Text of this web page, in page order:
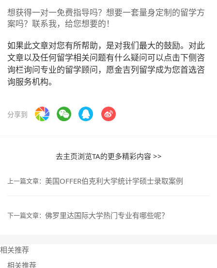
想获得一对一免费指导吗？想要一套量身定制的留学方
案吗？联系我，给您想要的！
如果此文章对您有所帮助，是对我们最大的鼓励。对此
文章以及任何留学相关问题有什么疑问可以点击下侧咨
询栏询问专业的留学顾问，愿金吉列留学成为您首选咨
询服务机构。
分享到
去主页浏览TA的更多精彩内容 >>
上一篇文章： 美国OFFER伯克利大学统计学硕士录取案例
下一篇文章： 佛罗里达国际大学热门专业有哪些呢？
相关推荐
相关推荐